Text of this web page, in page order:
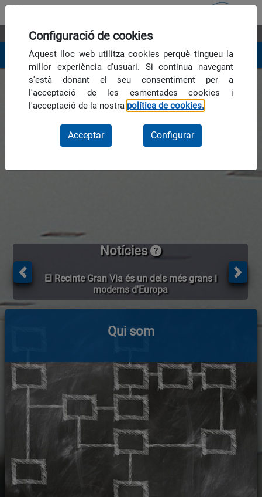
Saltar al contingut principal
Fira 2000 S.A.
Cercar
CA
Unió Europea
Fons Europeu
de desenvolupament regional
Una manera de fer Europa
NotíciesInstruccions carrousel
El Recinte Gran Via és un dels més grans i
moderns d'Europa
Qui som
Configuració de cookies
Aquest lloc web utilitza cookies perquè tingueu la
millor experiència d'usuari. Si continua navegant
s'està donant el seu consentiment per a
l'acceptació de les esmentades cookies i
l'acceptació de la nostra política de cookies.
Acceptar Configurar